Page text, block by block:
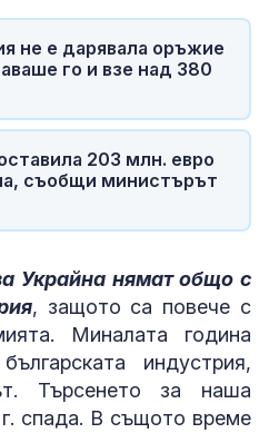
не е дарявала оръжие
го и взе над 380
203 млн. евро
съобщи министърът
Украйна нямат общо с
, защото са повече с
Миналата година
индустрия,
Търсенето за наша
спада. В същото време